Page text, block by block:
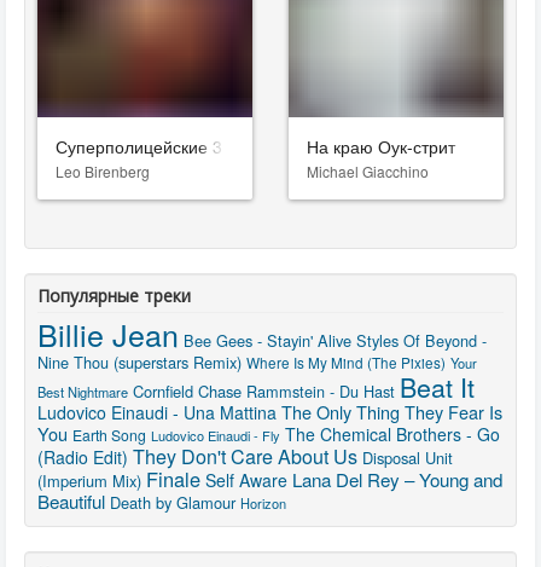
Суперполицейские 3
Leo Birenberg
На краю Оук-стрит
Michael Giacchino
Популярные треки
Billie Jean Bee Gees - Stayin' Alive Styles Of Beyond -
Nine Thou (superstars Remix) Where Is My Mind (The Pixies) Your
Best Nightmare Cornfield Chase Rammstein - Du Hast Beat It
Ludovico Einaudi - Una Mattina The Only Thing They Fear Is
You Earth Song Ludovico Einaudi - Fly The Chemical Brothers - Go
(Radio Edit) They Don't Care About Us Disposal Unit
(Imperium Mix) Finale Self Aware Lana Del Rey – Young and
Beautiful Death by Glamour Horizon